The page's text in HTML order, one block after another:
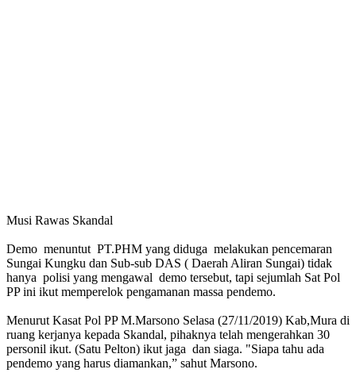
Musi Rawas Skandal
Demo menuntut PT.PHM yang diduga melakukan pencemaran
Sungai Kungku dan Sub-sub DAS ( Daerah Aliran Sungai) tidak
hanya polisi yang mengawal demo tersebut, tapi sejumlah Sat Pol
PP ini ikut memperelok pengamanan massa pendemo.
Menurut Kasat Pol PP M.Marsono Selasa (27/11/2019) Kab,Mura di
ruang kerjanya kepada Skandal, pihaknya telah mengerahkan 30
personil ikut. (Satu Pelton) ikut jaga dan siaga. "Siapa tahu ada
pendemo yang harus diamankan,” sahut Marsono.